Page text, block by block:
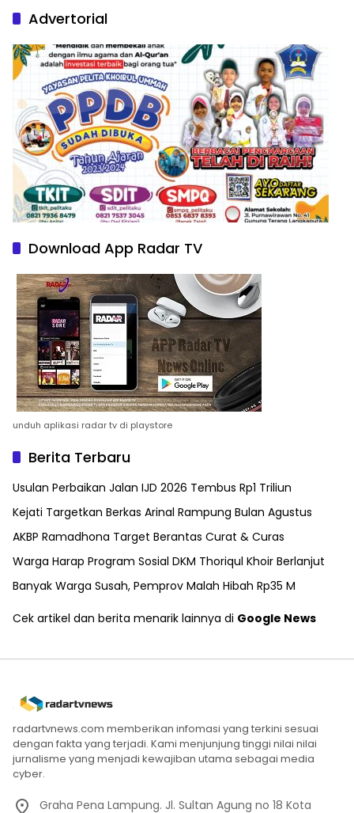
Advertorial
Download App Radar TV
unduh aplikasi radar tv di playstore
Berita Terbaru
Usulan Perbaikan Jalan IJD 2026 Tembus Rp1 Triliun
Kejati Targetkan Berkas Arinal Rampung Bulan Agustus
AKBP Ramadhona Target Berantas Curat & Curas
Warga Harap Program Sosial DKM Thoriqul Khoir Berlanjut
Banyak Warga Susah, Pemprov Malah Hibah Rp35 M
Cek artikel dan berita menarik lainnya di Google News
radartvnews.com memberikan infomasi yang terkini sesuai
dengan fakta yang terjadi. Kami menjunjung tinggi nilai nilai
jurnalisme yang menjadi kewajiban utama sebagai media
cyber.
Graha Pena Lampung. Jl. Sultan Agung no 18 Kota